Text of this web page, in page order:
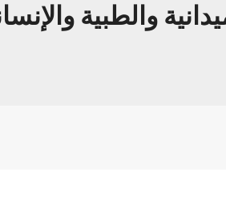
والطبية والإنسانية في